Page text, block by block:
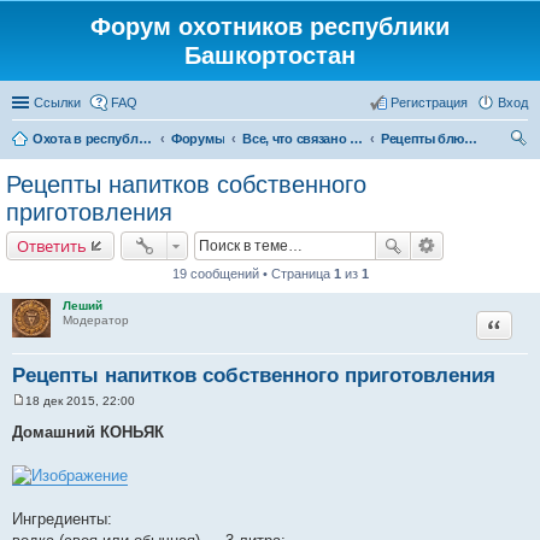
Форум охотников республики
Башкортостан
Ссылки FAQ Вход
Регистрация
Охота в республике Башкортостан Форумы Все, что связано с охотой
Рецепты блюд из дичи
Рецепты напитков собственного
приготовления
Ответить
19 сообщений • Страница 1 из 1
Леший
Модератор
Рецепты напитков собственного приготовления
Цитата
о
щ
е
е
18 дек 2015, 22:00
Домашний КОНЬЯК
Ингредиенты: